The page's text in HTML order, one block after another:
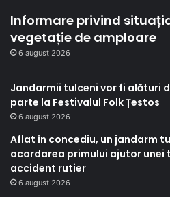
Informare privind
vegetație de amploare
6 august 2026
Jandarmii tulceni vor fi alături
parte la Festivalul Folk Țestos
6 august 2026
Aflat în concediu, un jandarm
acordarea primului ajutor
accident rutier
6 august 2026